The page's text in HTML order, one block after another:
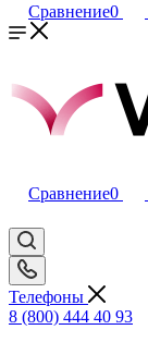
Сравнение0
Сравнение0
Телефоны
8 (800) 444 40 93